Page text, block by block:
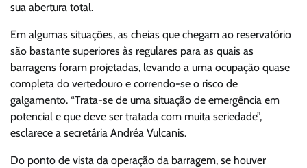
sua abertura total.
Em algumas situações, as cheias que chegam ao reservatório
são bastante superiores às regulares para as quais as
barragens foram projetadas, levando a uma ocupação quase
completa do vertedouro e correndo-se o risco de
galgamento. “Trata-se de uma situação de emergência em
potencial e que deve ser tratada com muita seriedade”,
esclarece a secretária Andréa Vulcanis.
Do ponto de vista da operação da barragem, se houver